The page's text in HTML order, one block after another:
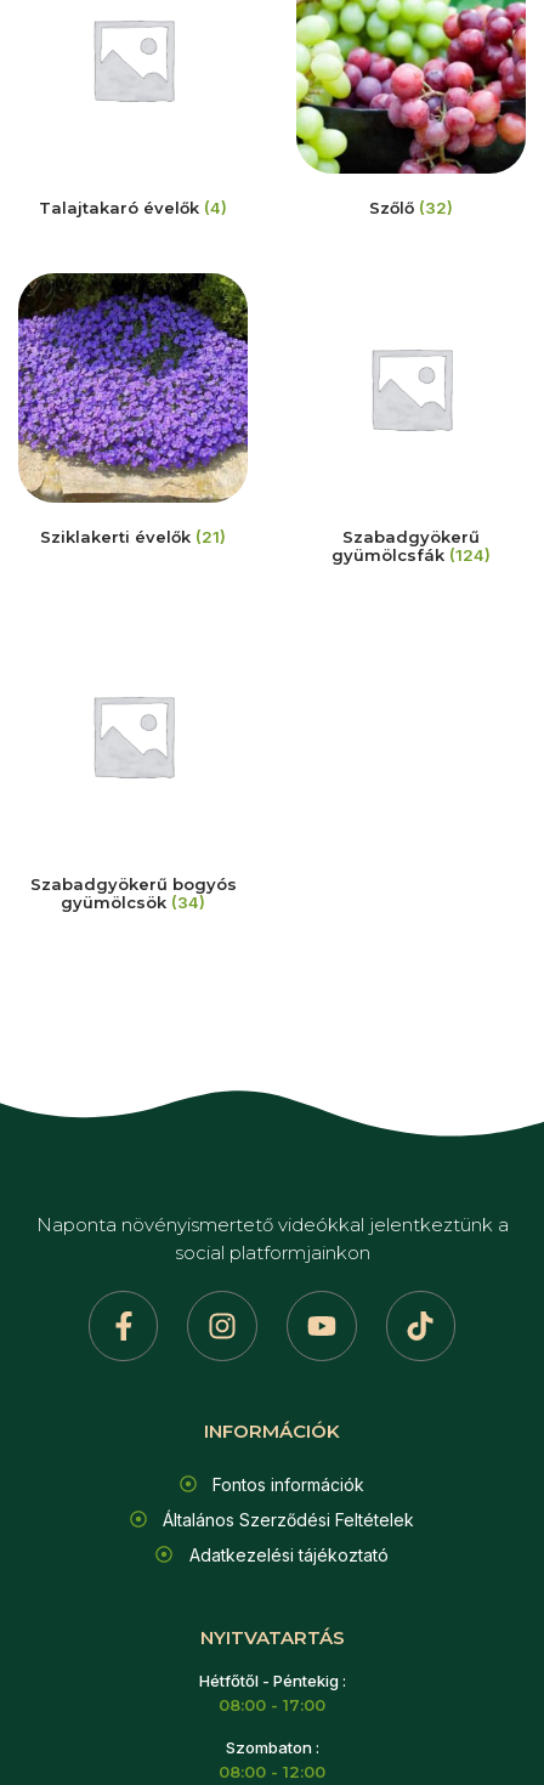
Talajtakaró évelők (4) Szőlő (32)
Sziklakerti évelők (21)
Szabadgyökerű
gyümölcsfák (124)
Szabadgyökerű bogyós
gyümölcsök (34)
Naponta növényismertető videókkal jelentkeztünk a
social platformjainkon
INFORMÁCIÓK
Fontos információk
Általános Szerződési Feltételek
Adatkezelési tájékoztató
NYITVATARTÁS
Hétfőtől - Péntekig :
08:00 - 17:00
Szombaton :
08:00 - 12:00